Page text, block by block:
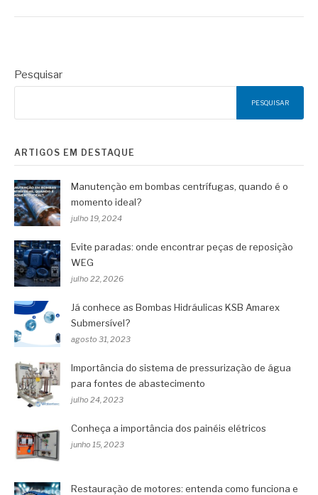
Pesquisar
PESQUISAR
ARTIGOS EM DESTAQUE
Manutenção em bombas centrífugas, quando é o
momento ideal?
julho 19, 2024
Evite paradas: onde encontrar peças de reposição
WEG
julho 22, 2026
Já conhece as Bombas Hidráulicas KSB Amarex
Submersível?
agosto 31, 2023
Importância do sistema de pressurização de água
para fontes de abastecimento
julho 24, 2023
Conheça a importância dos painéis elétricos
junho 15, 2023
Restauração de motores: entenda como funciona e